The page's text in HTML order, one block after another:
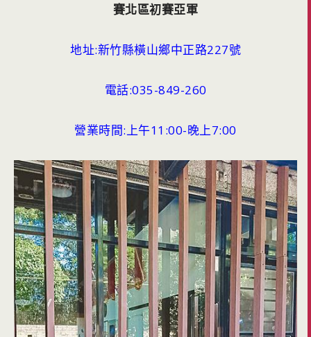
賽北區初賽亞軍
地址:新竹縣橫山鄉中正路227號
電話:035-849-260
營業時間:上午11:00-晚上7:00